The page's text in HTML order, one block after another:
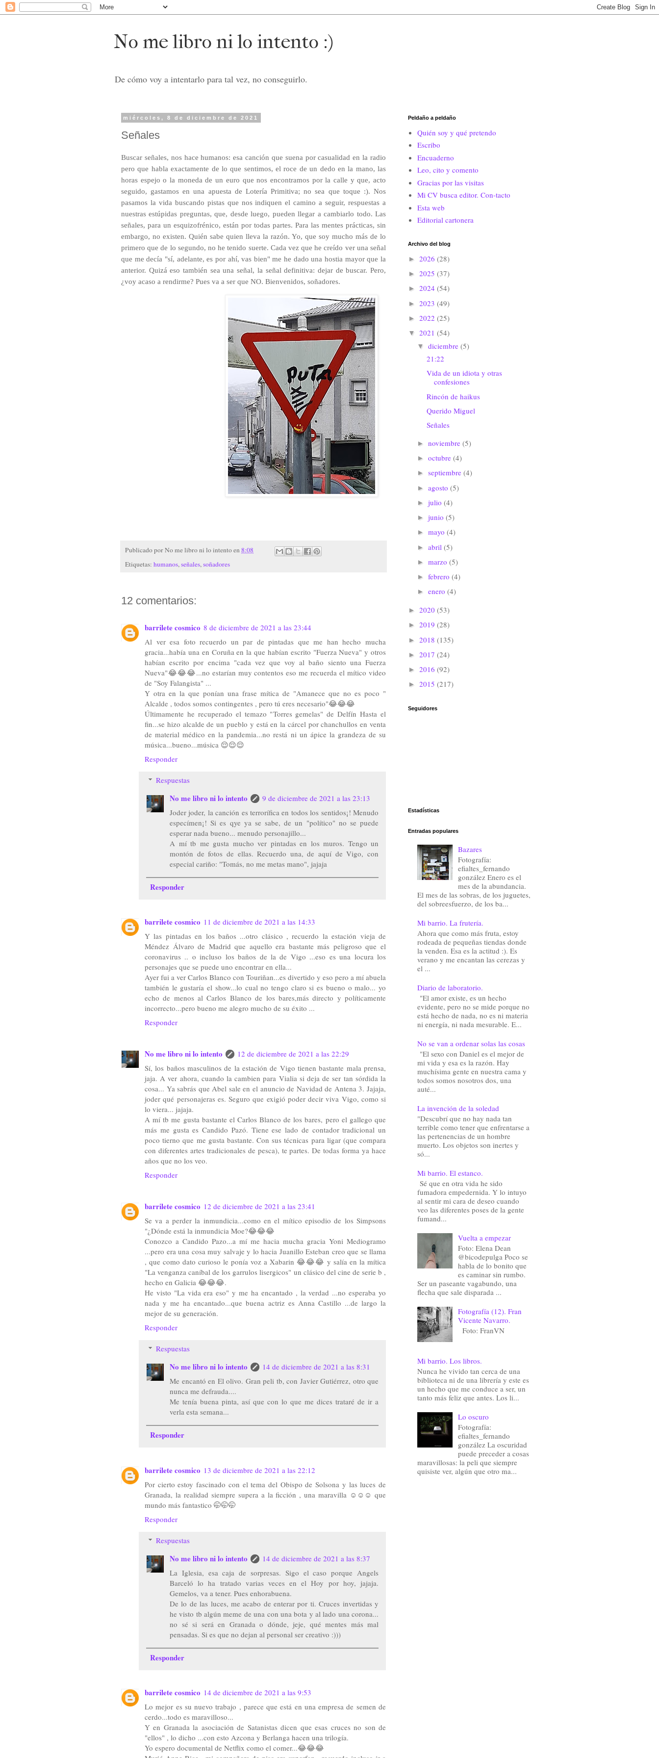
No me libro ni lo intento :)
De cómo voy a intentarlo para tal vez, no conseguirlo.
miércoles, 8 de diciembre de 2021
Señales
Buscar señales, nos hace humanos: esa canción que suena por casualidad en la radio
pero que habla exactamente de lo que sentimos, el roce de un dedo en la mano, las
horas espejoo la moneda de un euro que nos encontramos por la calle y que, acto
seguido, gastamos en una apuesta de Lotería Primitiva; no sea que toque :). Nos
pasamos la vida buscando pistas que nos indiquen el camino a seguir, respuestas a
nuestras estúpidas preguntas, que, desde luego, pueden llegar a cambiarlo todo. Las
señales, para un esquizofrénico, están por todas partes. Para las mentes prácticas, sin
embargo, no existen. Quién sabe quien lleva la razón. Yo, que soy mucho más de lo
primero que de lo segundo, no he tenido suerte. Cada vez que he creído ver una señal
que me decía "sí, adelante, es por ahí, vas bien" me he dado una hostia mayor que la
anterior. Quizá eso también sea una señal, la señal definitiva: dejar de buscar. Pero,
¿voy acaso a rendirme? Pues va a ser que NO. Bienvenidos, soñadores.
Publicado porNo me libro ni lo intentoen 8:08
Etiquetas: humanos, señales, soñadores
12 comentarios:
barrilete cosmico 8 de diciembre de 2021 a las 23:44
Al ver esa foto recuerdo un par de pintadas que me han hecho mucha
gracia...había una en Coruña en la que habían escrito "Fuerza Nueva" y otros
habían escrito por encima "cada vez que voy al baño siento una Fuerza
Nueva"😂😂😂...no estarían muy contentos eso me recuerda el mítico video
de "Soy Falangista" ...
Y otra en la que ponían una frase mítica de "Amanece que no es poco "
Alcalde , todos somos contingentes , pero tú eres necesario"😂😂😂
Últimamente he recuperado el temazo "Torres gemelas" de Delfín Hasta el
fin...se hizo alcalde de un pueblo y está en la cárcel por chanchullos en venta
de material médico en la pandemia...no restá ni un ápice la grandeza de su
música...bueno...música 😌😌😌
Responder
Respuestas
No me libro ni lo intento
9 de diciembre de 2021 a las 23:13
Joder joder, la canción es terrorífica en todos los sentidos¡! Menudo
especímen¡! Si es qye ya se sabe, de un "político" no se puede
esperar nada bueno... menudo personajillo...
A mí tb me gusta mucho ver pintadas en los muros. Tengo un
montón de fotos de ellas. Recuerdo una, de aquí de Vigo, con
especial cariño: "Tomás, no me metas mano", jajaja
Responder
barrilete cosmico 11 de diciembre de 2021 a las 14:33
Y las pintadas en los baños ...otro clásico , recuerdo la estación vieja de
Méndez Álvaro de Madrid que aquello era bastante más peligroso que el
coronavirus .. o incluso los baños de la de Vigo ...eso es una locura los
personajes que se puede uno encontrar en ella...
Ayer fui a ver Carlos Blanco con Touriñan...es divertido y eso pero a mí abuela
también le gustaría el show...lo cual no tengo claro si es bueno o malo... yo
echo de menos al Carlos Blanco de los bares,más directo y políticamente
incorrecto...pero bueno me alegro mucho de su éxito ...
Responder
No me libro ni lo intento
12 de diciembre de 2021 a las 22:29
Sí, los baños masculinos de la estación de Vigo tienen bastante mala prensa,
jaja. A ver ahora, cuando la cambien para Vialia si deja de ser tan sórdida la
cosa... Ya sabrás que Abel sale en el anuncio de Navidad de Antena 3. Jajaja,
joder qué personajeras es. Seguro que exigió poder decir viva Vigo, como si
lo viera... jajaja.
A mí tb me gusta bastante el Carlos Blanco de los bares, pero el gallego que
más me gusta es Candido Pazó. Tiene ese lado de contador tradicional un
poco tierno que me gusta bastante. Con sus técnicas para ligar (que compara
con diferentes artes tradicionales de pesca), te partes. De todas forma ya hace
años que no los veo.
Responder
barrilete cosmico 12 de diciembre de 2021 a las 23:41
Se va a perder la inmundicia...como en el mítico episodio de los Simpsons
"¿Dónde está la inmundicia Moe?😂😂😂
Conozco a Candido Pazo...a mí me hacia mucha gracia Yoni Mediogramo
...pero era una cosa muy salvaje y lo hacia Juanillo Esteban creo que se llama
, que como dato curioso le ponía voz a Xabarin 😂😂😂 y salía en la mítica
"La venganza caníbal de los garrulos lisergicos" un clásico del cine de serie b ,
hecho en Galicia 😂😂😂.
He visto "La vida era eso" y me ha encantado , la verdad ...no esperaba yo
nada y me ha encantado...que buena actriz es Anna Castillo ...de largo la
mejor de su generación.
Responder
Respuestas
No me libro ni lo intento
14 de diciembre de 2021 a las 8:31
Me encantó en El olivo. Gran peli tb, con Javier Gutiérrez, otro que
nunca me defrauda....
Me tenía buena pinta, así que con lo que me dices trataré de ir a
verla esta semana...
Responder
barrilete cosmico 13 de diciembre de 2021 a las 22:12
Por cierto estoy fascinado con el tema del Obispo de Solsona y las luces de
Granada, la realidad siempre supera a la ficción , una maravilla ☺️☺️☺️ que
mundo más fantastico 🤭🤭🤭
Responder
Respuestas
No me libro ni lo intento
14 de diciembre de 2021 a las 8:37
La Iglesia, esa caja de sorpresas. Sigo el caso porque Angels
Barceló lo ha tratado varias veces en el Hoy por hoy, jajaja.
Gemelos, va a tener. Pues enhorabuena.
De lo de las luces, me acabo de enterar por ti. Cruces invertidas y
he visto tb algún meme de una con una bota y al lado una corona...
no sé si será en Granada o dónde, jeje, qué mentes más mal
pensadas. Si es que no dejan al personal ser creativo :)))
Responder
barrilete cosmico 14 de diciembre de 2021 a las 9:53
Lo mejor es su nuevo trabajo , parece que está en una empresa de semen de
cerdo...todo es maravilloso...
Y en Granada la asociación de Satanistas dicen que esas cruces no son de
"ellos" , lo dicho ...con esto Azcona y Berlanga hacen una trilogía.
Yo espero documental de Netflix como el comer...😂😂😂
Peldaño a peldaño
Quién soy y qué pretendo
Escribo
Encuaderno
Leo, cito y comento
Gracias por las visitas
Mi CV busca editor. Con-tacto
Esta web
Editorial cartonera
Archivo del blog
► 2026 (28)
► 2025 (37)
► 2024 (54)
► 2023 (49)
► 2022 (25)
▼ 2021 (54)
▼ diciembre (5)
21:22
Vida de un idiota y otras
confesiones
Rincón de haikus
Querido Miguel
Señales
► noviembre (5)
► octubre (4)
► septiembre (4)
► agosto (5)
► julio (4)
► junio (5)
► mayo (4)
► abril (5)
► marzo (5)
► febrero (4)
► enero (4)
► 2020 (53)
► 2019 (28)
► 2018 (135)
► 2017 (24)
► 2016 (92)
► 2015 (217)
Seguidores
Estadísticas
Entradas populares
Bazares
Fotografía:
efialtes_fernando
gonzález Enero es el
mes de la abundancia.
El mes de las sobras, de los juguetes,
del sobreesfuerzo, de los ba...
Mi barrio. La frutería.
Ahora que como más fruta, estoy
rodeada de pequeñas tiendas donde
la venden. Esa es la actitud :). Es
verano y me encantan las cerezas y
el ...
Diario de laboratorio.
"El amor existe, es un hecho
evidente, pero no se mide porque no
está hecho de nada, no es ni materia
ni energía, ni nada mesurable. E...
No se van a ordenar solas las cosas
"El sexo con Daniel es el mejor de
mi vida y esa es la razón. Hay
muchísima gente en nuestra cama y
todos somos nosotros dos, una
auté...
La invención de la soledad
"Descubrí que no hay nada tan
terrible como tener que enfrentarse a
las pertenencias de un hombre
muerto. Los objetos son inertes y
só...
Mi barrio. El estanco.
Sé que en otra vida he sido
fumadora empedernida. Y lo intuyo
al sentir mi cara de deseo cuando
veo las diferentes poses de la gente
fumand...
Vuelta a empezar
Foto: Elena Dean
@bicodepulga Poco se
habla de lo bonito que
es caminar sin rumbo.
Ser un paseante vagabundo, una
flecha que sale disparada ...
Fotografía (12). Fran
Vicente Navarro.
Foto: FranVN
Mi barrio. Los libros.
Nunca he vivido tan cerca de una
biblioteca ni de una librería y este es
un hecho que me conduce a ser, un
tanto más feliz que antes. Los li...
Lo oscuro
Fotografía:
efialtes_fernando
gonzález La oscuridad
puede preceder a cosas
maravillosas: la peli que siempre
quisiste ver, algún que otro ma...